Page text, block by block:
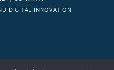
DIGITAL INNOVATION